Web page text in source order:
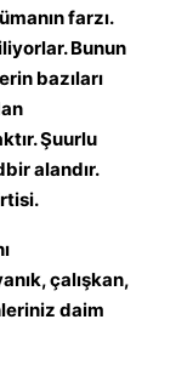
farzı.
Bunun
bazıları
Şuurlu
alandır.
çalışkan,
daim